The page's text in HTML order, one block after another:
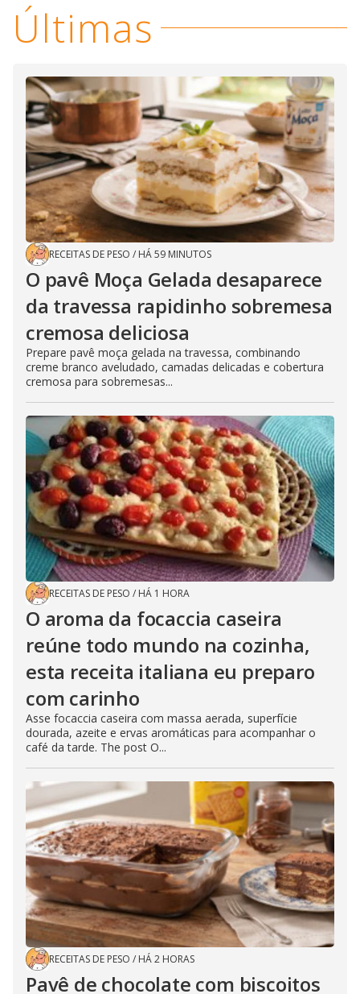
Últimas
RECEITAS DE PESO / HÁ 59 MINUTOS
O pavê Moça Gelada desaparece
da travessa rapidinho sobremesa
cremosa deliciosa
Prepare pavê moça gelada na travessa, combinando
creme branco aveludado, camadas delicadas e cobertura
cremosa para sobremesas...
RECEITAS DE PESO / HÁ 1 HORA
O aroma da focaccia caseira
reúne todo mundo na cozinha,
esta receita italiana eu preparo
com carinho
Asse focaccia caseira com massa aerada, superfície
dourada, azeite e ervas aromáticas para acompanhar o
café da tarde. The post O...
RECEITAS DE PESO / HÁ 2 HORAS
Pavê de chocolate com biscoitos